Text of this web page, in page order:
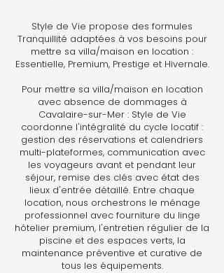
Style de Vie propose des formules
Tranquillité adaptées à vos besoins pour
mettre sa villa/maison en location :
Essentielle, Premium, Prestige et Hivernale.
Pour mettre sa villa/maison en location
avec absence de dommages à
Cavalaire-sur-Mer : Style de Vie
coordonne l'intégralité du cycle locatif :
gestion des réservations et calendriers
multi-plateformes, communication avec
les voyageurs avant et pendant leur
séjour, remise des clés avec état des
lieux d'entrée détaillé. Entre chaque
location, nous orchestrons le ménage
professionnel avec fourniture du linge
hôtelier premium, l'entretien régulier de la
piscine et des espaces verts, la
maintenance préventive et curative de
tous les équipements.